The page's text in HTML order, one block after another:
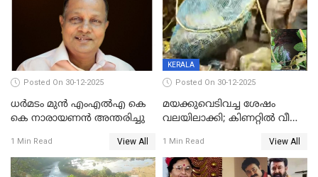
Posted On 30-12-2025
ധർമടം മുൻ എംഎല്‍എ കെ
കെ നാരായണന്‍ അന്തരിച്ചു
1 Min Read View All
KERALA
Posted On 30-12-2025
മയക്കുവെടിവച്ച ശേഷം
വലയിലാക്കി; കിണറ്റിൽ വീണ
1 Min Read View All